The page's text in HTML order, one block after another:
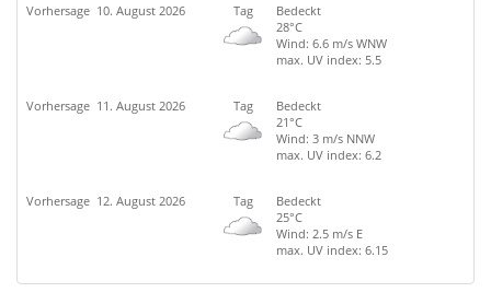
Vorhersage 10. August 2026 Tag
Bedeckt
28°C
Wind: 6.6 m/s WNW
max. UV index: 5.5
Vorhersage 11. August 2026 Tag
Bedeckt
21°C
Wind: 3 m/s NNW
max. UV index: 6.2
Vorhersage 12. August 2026 Tag
Bedeckt
25°C
Wind: 2.5 m/s E
max. UV index: 6.15